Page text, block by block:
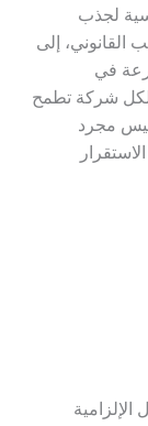
لجذب
القانوني، إلى
في
لكل شركة تطمح
ليس مجرد
الإلزامية